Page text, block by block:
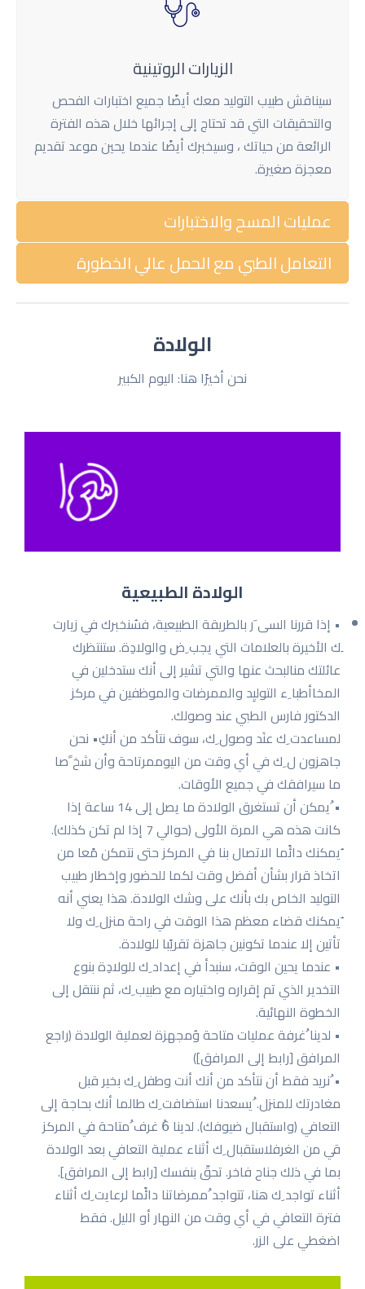
الزیارات الروتینیة
سيناقش طبيب التوليد معك أيضًا جميع اختبارات الفحص
والتحقيقات التي قد تحتاج إلى إجرائها خلال هذه الفترة
الرائعة من حياتك ، وسيخبرك أيضًا عندما يحين موعد تقديم
معجزة صغيرة.
عمليات المسح والاختبارات
التعامل الطبي مع الحمل عالي الخطورة
الولادة
نحن أخيرًا هنا: اليوم الكبير
الولادة الطبيعية
• إذا قررنا السی َر بالطریقة الطبیعیة، فسُنخبرك في زیارت
ِك الأخیرة بالعلامات التي یجب ِض والولادِة. ستنتظرك
عائلتك منالبحث عنها والتي تشیر إلى أنك ستدخلین في
المخاأطبا ِء التولیِد والممرضات والموظفین في مركز
الدكتور فارس الطبي عند وصولك.
لمساعدت ِك عنَد وصول ِك، سوف نتأكد من أنكِ• نحن
جاهزون ل ِك في أي وقت من الیوممرتاحة وأن شخ ًصا
ما سیرافقك في جمیع الأوقات.
• ُیمكن أن تستغرق الولادة ما یصل إلى 14 ساعة إذا
كانت هذه هي المرة الأولى (حوالي 7 إذا لم تكن كذلك).
ُیمكنك دائًما الاتصال بنا في المركز حتى نتمكن مًعا من
اتخاذ قرار بشأن أفضل وقت لكما للحضور وإخطار طبیب
التولید الخاص بك بأنك على وشك الولادة. هذا یعني أنه
ُیمكنك قضاء معظم هذا الوقت في راحة منزل ِك ولا
تأتین إلا عندما تكونین جاهزة تقریًبا للولادة.
• عندما یحین الوقت، سنبدأ في إعداد ِك للولادِة بنوع
التخدیر الذي تم إقراره واختیاره مع طبیب ِك، ثم ننتقل إلى
الخطوة النهائیة.
• لدینا ُغرفة عملیات متاحة وُمجهزة لعملیة الولادة (راجع
المرافق [رابط إلى المرافق])
• ُنرید فقط أن نتأكد من أنك أنت وطفل ِك بخیر قبل
مغادرتك للمنزل. ُیسعدنا استضافت ِك طالما أنك بحاجة إلى
التعافي (واستقبال ضیوفك). لدینا 6ُ غرف ُمتاحة في المركز
قي من الغرفلاستقبال ِك أثناء عملیة التعافي بعد الولادة
بما في ذلك جناح فاخر. تحقّ بنفسك [رابط إلى المرافق].
أثناء تواجد ِك هنا، تتواجد ُممرضاتنا دائًما لرعایت ِك أثناء
فترة التعافي في أي وقت من النهار أو اللیل. فقط
اضغطي على الزر.